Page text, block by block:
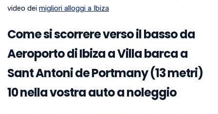
video dei migliori alloggi a Ibiza
Come si scorrere verso il basso da
Aeroporto di Ibiza a Villa barca a
Sant Antoni de Portmany (13 metri)
10 nella vostra auto a noleggio